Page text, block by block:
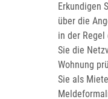
Erkundigen
über die
in der
Sie die
Wohnung
Sie als